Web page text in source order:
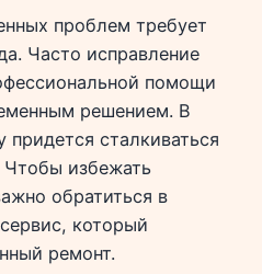
проблем требует
Часто исправление
помощи
решением. В
придется сталкиваться
избежать
обратиться в
который
ремонт.